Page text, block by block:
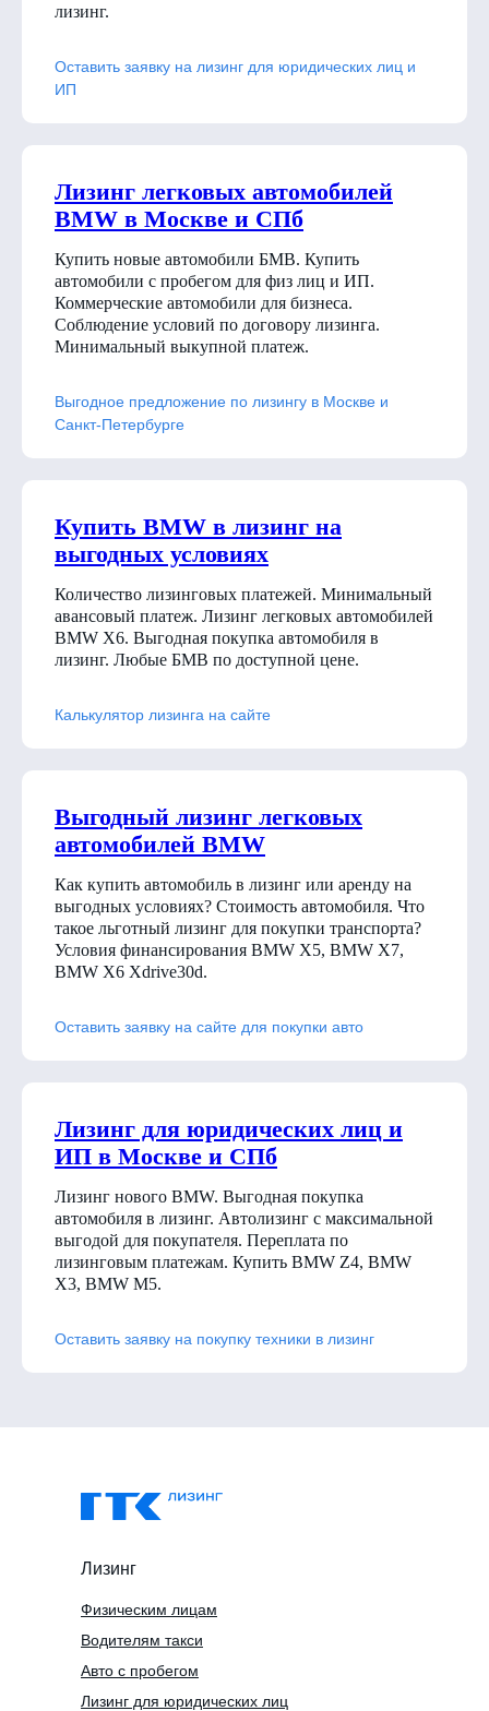
лизинг.
Оставить заявку на лизинг для юридических лиц и
ИП
Лизинг легковых автомобилей
BMW в Москве и СПб
Купить новые автомобили БМВ. Купить
автомобили с пробегом для физ лиц и ИП.
Коммерческие автомобили для бизнеса.
Соблюдение условий по договору лизинга.
Минимальный выкупной платеж.
Выгодное предложение по лизингу в Москве и
Санкт-Петербурге
Купить BMW в лизинг на
выгодных условиях
Количество лизинговых платежей. Минимальный
авансовый платеж. Лизинг легковых автомобилей
BMW X6. Выгодная покупка автомобиля в
лизинг. Любые БМВ по доступной цене.
Калькулятор лизинга на сайте
Выгодный лизинг легковых
автомобилей BMW
Как купить автомобиль в лизинг или аренду на
выгодных условиях? Стоимость автомобиля. Что
такое льготный лизинг для покупки транспорта?
Условия финансирования BMW X5, BMW X7,
BMW X6 Xdrive30d.
Оставить заявку на сайте для покупки авто
Лизинг для юридических лиц и
ИП в Москве и СПб
Лизинг нового BMW. Выгодная покупка
автомобиля в лизинг. Автолизинг с максимальной
выгодой для покупателя. Переплата по
лизинговым платежам. Купить BMW Z4, BMW
X3, BMW M5.
Оставить заявку на покупку техники в лизинг
Лизинг
Водителям такси
Физическим лицам
Авто с пробегом
Лизинг для юридических лиц